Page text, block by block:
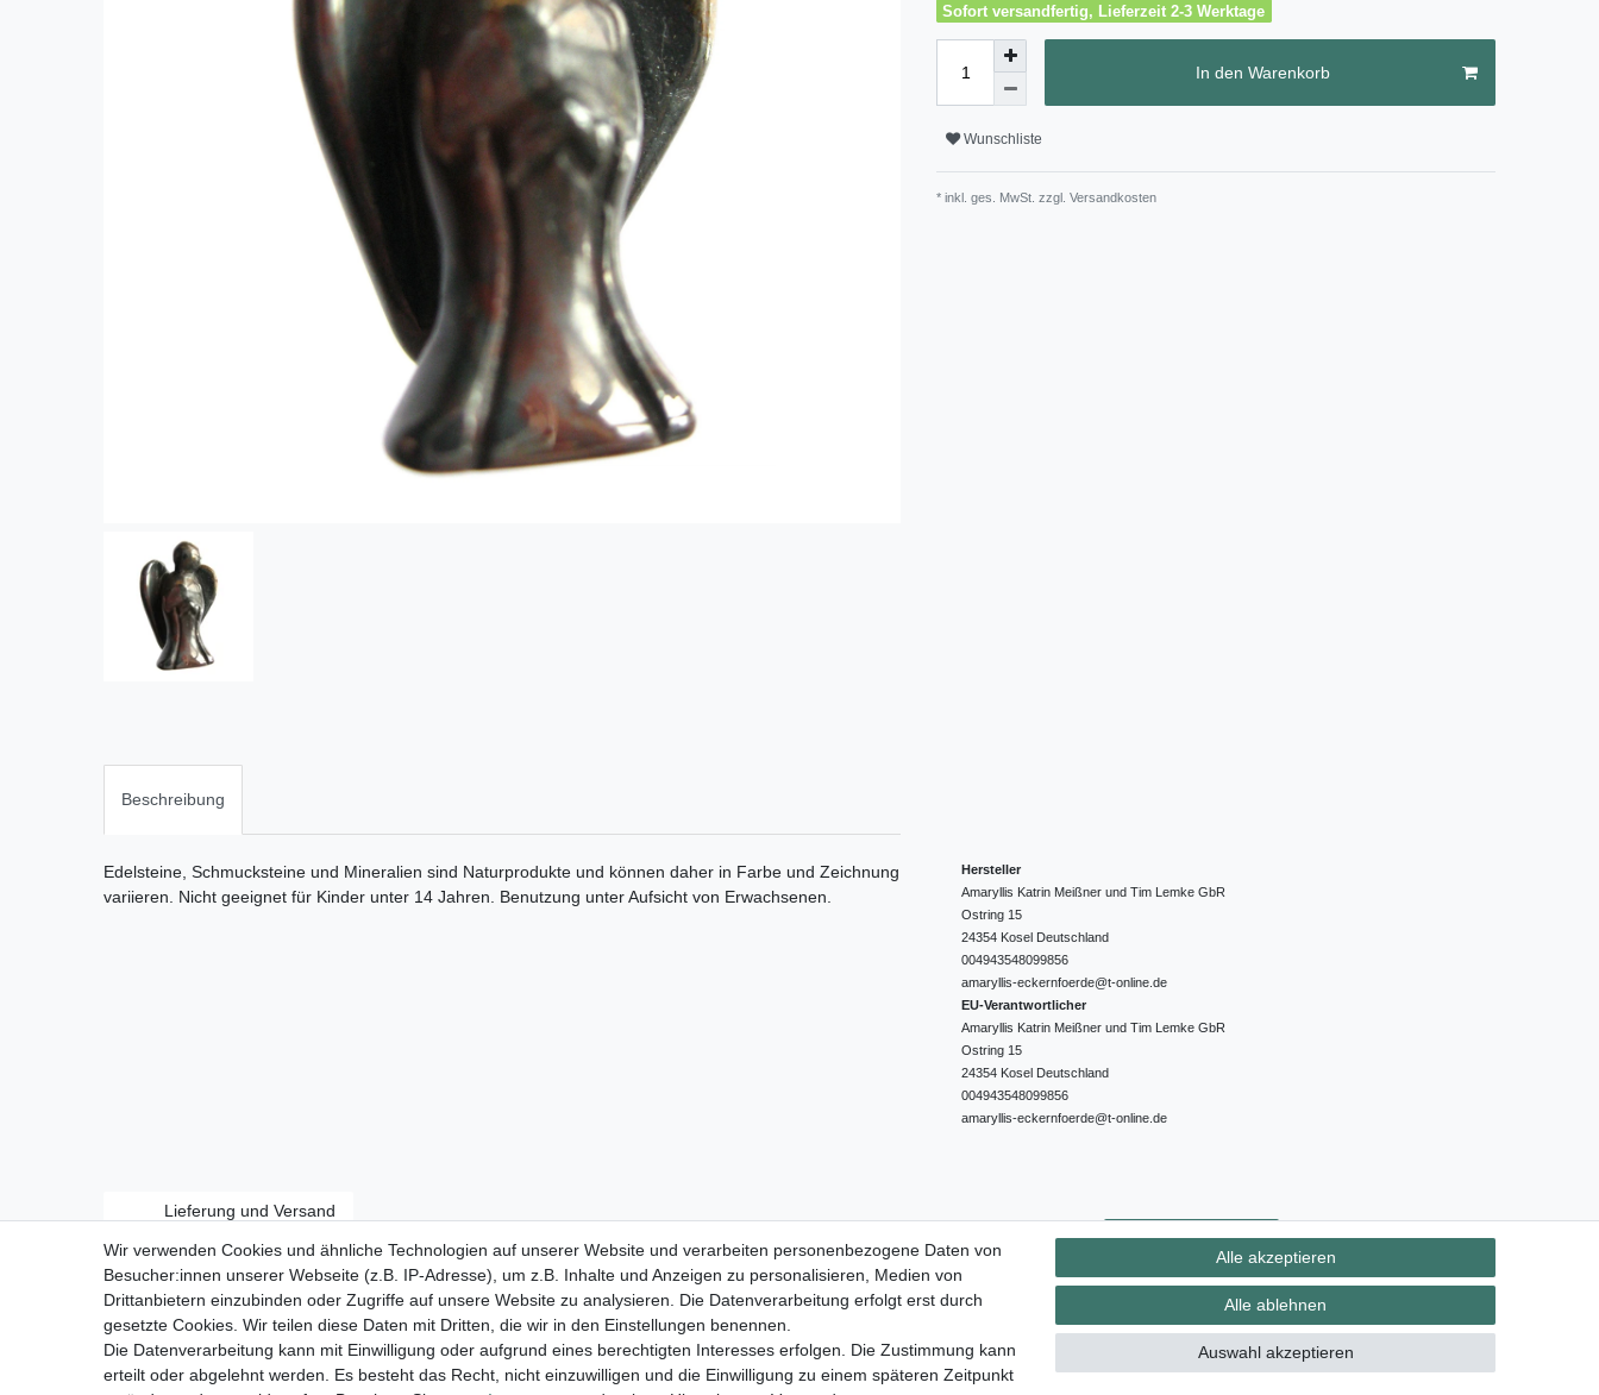
Sofort versandfertig, Lieferzeit 2-3 Werktage
In den Warenkorb
Wunschliste
* inkl. ges. MwSt. zzgl. Versandkosten
Beschreibung
Edelsteine, Schmucksteine und Mineralien sind Naturprodukte und können daher in Farbe und Zeichnung
variieren. Nicht geeignet für Kinder unter 14 Jahren. Benutzung unter Aufsicht von Erwachsenen.
Hersteller
Amaryllis Katrin Meißner und Tim Lemke GbR
Ostring 15
24354 Kosel Deutschland
004943548099856
amaryllis-eckernfoerde@t-online.de
EU-Verantwortlicher
Amaryllis Katrin Meißner und Tim Lemke GbR
Ostring 15
24354 Kosel Deutschland
004943548099856
amaryllis-eckernfoerde@t-online.de
Lieferung und Versand
Widerrufs­recht Vertrag widerrufen Kontakt
Zahlungsarten:
Wir verwenden Cookies und ähnliche Technologien auf unserer Website und verarbeiten personenbezogene Daten von
Besucher:innen unserer Webseite (z.B. IP-Adresse), um z.B. Inhalte und Anzeigen zu personalisieren, Medien von
Drittanbietern einzubinden oder Zugriffe auf unsere Website zu analysieren. Die Datenverarbeitung erfolgt erst durch
gesetzte Cookies. Wir teilen diese Daten mit Dritten, die wir in den Einstellungen benennen.
Die Datenverarbeitung kann mit Einwilligung oder aufgrund eines berechtigten Interesses erfolgen. Die Zustimmung kann
erteilt oder abgelehnt werden. Es besteht das Recht, nicht einzuwilligen und die Einwilligung zu einem späteren Zeitpunkt
Alle akzeptieren
Alle ablehnen
Auswahl akzeptieren